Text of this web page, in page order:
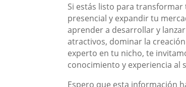
Si estás listo para
presencial y expandir tu
aprender a desarrollar y
atractivos, dominar la
experto en tu nicho, te
conocimiento y experiencia al
Espero que esta información